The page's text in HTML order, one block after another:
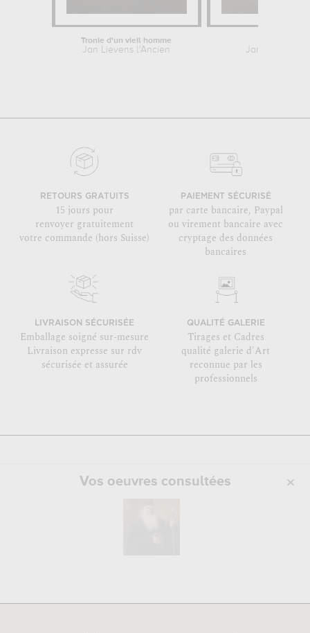
Tronie d'un vieil homme
Jan Lievens l'Ancien Jan Lievens
RETOURS GRATUITS
15 jours pour
renvoyer gratuitement
votre commande (hors Suisse)
PAIEMENT SÉCURISÉ
par carte bancaire, Paypal
ou virement bancaire avec
cryptage des données
bancaires
LIVRAISON SÉCURISÉE
Emballage soigné sur-mesure
Livraison expresse sur rdv
sécurisée et assurée
QUALITÉ GALERIE
Tirages et Cadres
qualité galerie d'Art
reconnue par les
professionnels
Vos oeuvres consultées